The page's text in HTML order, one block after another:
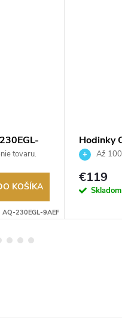
tovaru.
KOŠÍKA
AQ-230EGL-9AEF
Hodinky
5CVUEF
Až
€119
Skladom